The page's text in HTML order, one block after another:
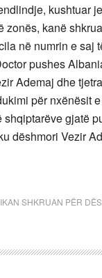
kushtuar
zonës, kanë
në numrin e
pushes
Ademaj dhe
për nxënësit
gjatë
dëshmori Vezir
SHKRUAN PËR